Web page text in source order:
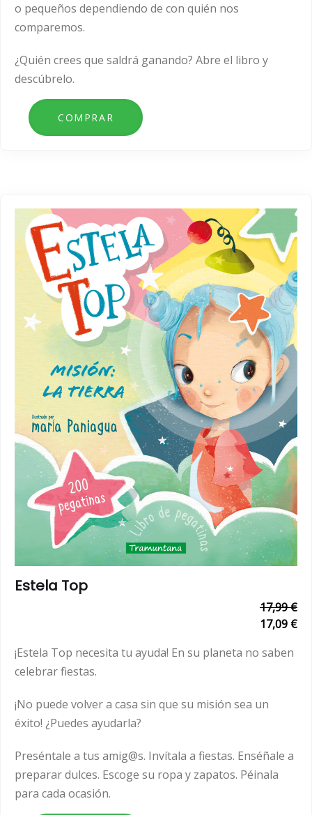
o pequeños dependiendo de con quién nos
comparemos.
¿Quién crees que saldrá ganando? Abre el libro y
descúbrelo.
Estela Top
17,99 €
17,09 €
¡Estela Top necesita tu ayuda! En su planeta no saben
celebrar fiestas.
¡No puede volver a casa sin que su misión sea un
éxito! ¿Puedes ayudarla?
Preséntale a tus amig@s. Invítala a fiestas. Enséñale a
preparar dulces. Escoge su ropa y zapatos. Péinala
para cada ocasión.